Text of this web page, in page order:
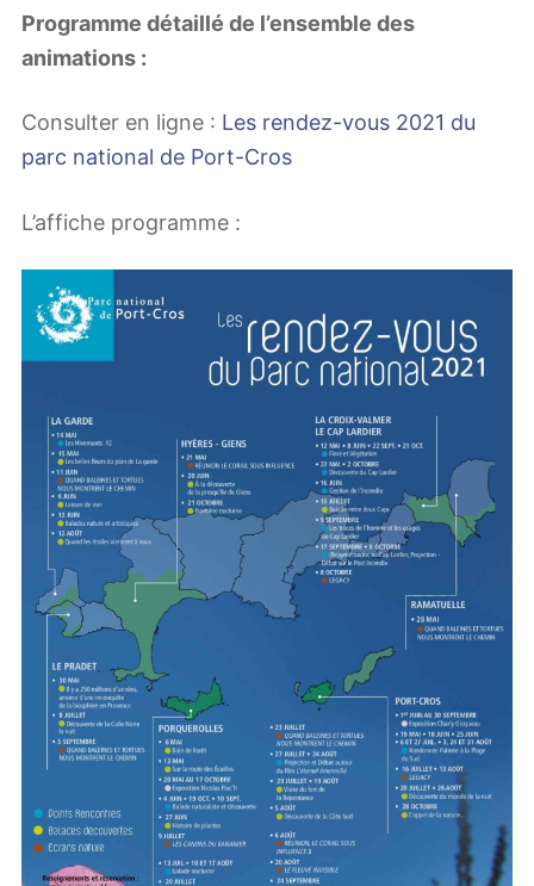
Programme détaillé de l’ensemble des
animations :
Consulter en ligne : Les rendez-vous 2021 du
parc national de Port-Cros
L’affiche programme :